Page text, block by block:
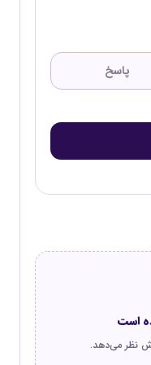
است
نظر می‌دهد.